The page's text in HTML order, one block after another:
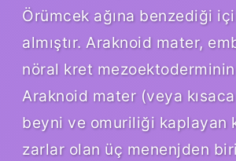
Örümcek ağına benzediği
almıştır. Araknoid mater,
nöral kret
Araknoid mater (veya
beyni ve omuriliği kaplayan
zarlar olan üç menenjden